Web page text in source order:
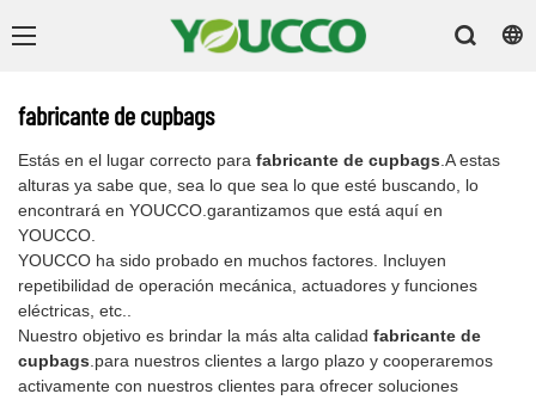
fabricante de cupbags
Estás en el lugar correcto para fabricante de cupbags.A estas
alturas ya sabe que, sea lo que sea lo que esté buscando, lo
encontrará en YOUCCO.garantizamos que está aquí en
YOUCCO.
YOUCCO ha sido probado en muchos factores. Incluyen
repetibilidad de operación mecánica, actuadores y funciones
eléctricas, etc..
Nuestro objetivo es brindar la más alta calidad fabricante de
cupbags.para nuestros clientes a largo plazo y cooperaremos
activamente con nuestros clientes para ofrecer soluciones